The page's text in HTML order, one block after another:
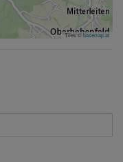
Tiles © basemap.at